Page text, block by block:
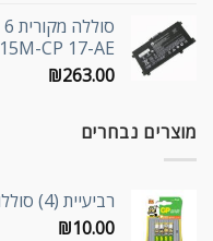
CP 17-AE
₪263.00
מוצרים נבחרים
רביעיית (4) סוללות AA של חברת GP
₪10.00